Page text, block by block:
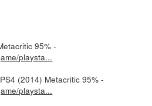
95% -
playsta...
(2014) Metacritic 95% -
playsta...